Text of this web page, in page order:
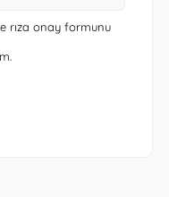
rıza onay formunu